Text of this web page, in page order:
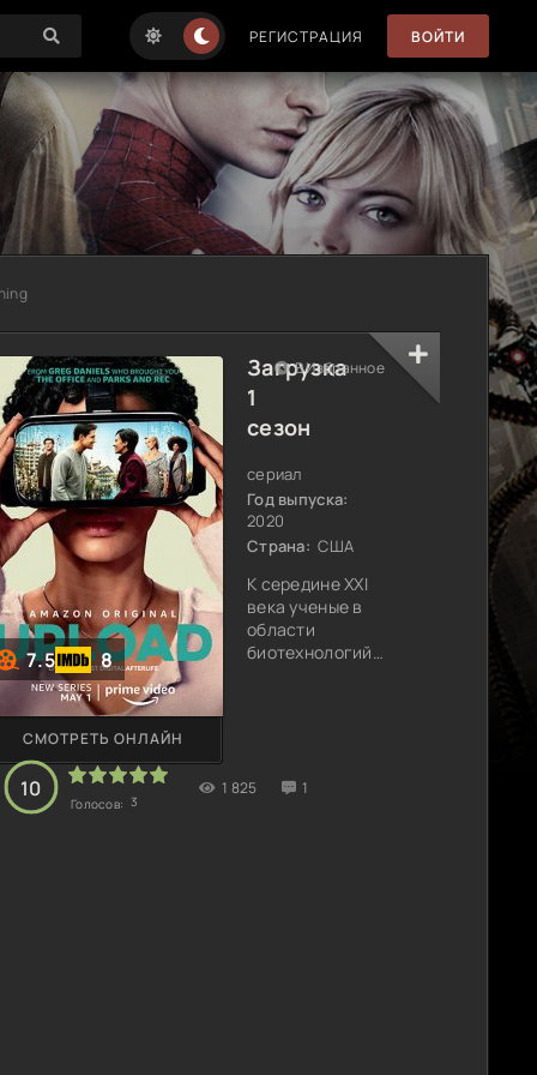
РЕГИСТРАЦИЯ ВОЙТИ
7.5 8
Загрузка
1
сезон
сериал
Год выпуска:
2020
Страна: США
К середине XXI
века ученые в
области
биотехнологий
данные памяти
СМОТРЕТЬ ОНЛАЙН
10
Голосов: 3
1 825 1
В Избранное